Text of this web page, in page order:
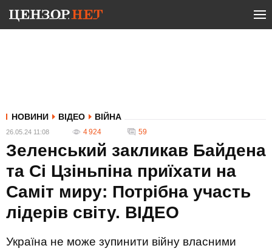
НОВИНИ ВІДЕО ВІЙНА
26.05.24 11:08 4 924 59
Зеленський закликав Байдена
та Сі Цзіньпіна приїхати на
Саміт миру: Потрібна участь
лідерів світу. ВIДЕО
Україна не може зупинити війну власними